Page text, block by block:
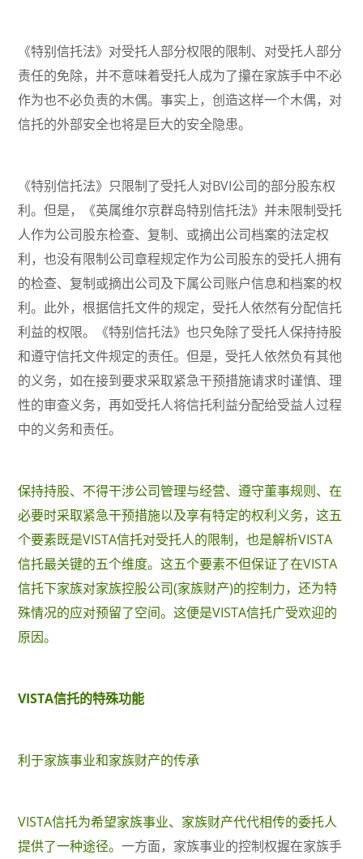
《特别信托法》对受托人部分权限的限制、对受托人部分
责任的免除，并不意味着受托人成为了攥在家族手中不必
作为也不必负责的木偶。事实上，创造这样一个木偶，对
信托的外部安全也将是巨大的安全隐患。
《特别信托法》只限制了受托人对BVI公司的部分股东权
利。但是，《英属维尔京群岛特别信托法》并未限制受托
人作为公司股东检查、复制、或摘出公司档案的法定权
利，也没有限制公司章程规定作为公司股东的受托人拥有
的检查、复制或摘出公司及下属公司账户信息和档案的权
利。此外，根据信托文件的规定，受托人依然有分配信托
利益的权限。《特别信托法》也只免除了受托人保持持股
和遵守信托文件规定的责任。但是，受托人依然负有其他
的义务，如在接到要求采取紧急干预措施请求时谨慎、理
性的审查义务，再如受托人将信托利益分配给受益人过程
中的义务和责任。
保持持股、不得干涉公司管理与经营、遵守董事规则、在
必要时采取紧急干预措施以及享有特定的权利义务，这五
个要素既是VISTA信托对受托人的限制，也是解析VISTA
信托最关键的五个维度。这五个要素不但保证了在VISTA
信托下家族对家族控股公司(家族财产)的控制力，还为特
殊情况的应对预留了空间。这便是VISTA信托广受欢迎的
原因。
VISTA信托的特殊功能
利于家族事业和家族财产的传承
VISTA信托为希望家族事业、家族财产代代相传的委托人
提供了一种途径。一方面，家族事业的控制权握在家族手